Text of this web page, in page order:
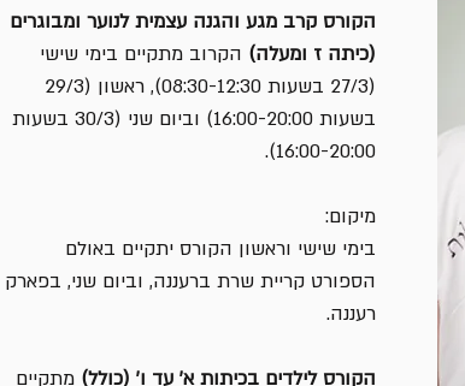
הקורס קרב מגע והגנה עצמית לנוער ומבוגרים
(כיתה ז ומעלה) הקרוב מתקיים בימי שישי
(27/3 בשעות 08:30-12:30), ראשון (29/3
בשעות 16:00-20:00) וביום שני (30/3 בשעות
16:00-20:00).
מיקום:
בימי שישי וראשון הקורס יתקיים באולם
הספורט קריית שרת ברעננה, וביום שני, בפארק
רעננה.
הקורס לילדים בכיתות א' עד ו' (כולל) מתקיים